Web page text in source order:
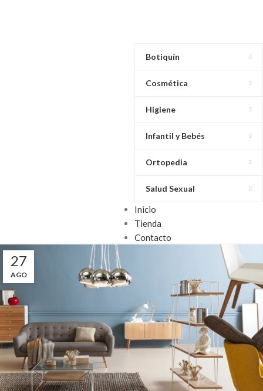
Botiquín
Cosmética
Higiene
Infantil y Bebés
Ortopedia
Salud Sexual
Inicio
Tienda
Contacto
27
AGO